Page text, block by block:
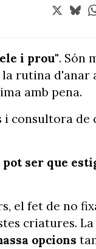
X
i prou". Són
rutina d'anar
amb pena.
consultora de
ser que
el fet de no
criatures.
opcions